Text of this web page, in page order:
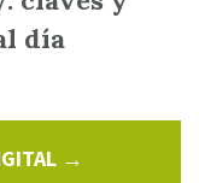
día
→